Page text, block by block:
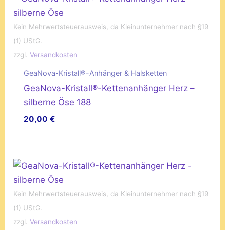
Kein Mehrwertsteuerausweis, da Kleinunternehmer nach §19
(1) UStG.
zzgl.Versandkosten
GeaNova-Kristall®-Anhänger & Halsketten
GeaNova-Kristall®-Kettenanhänger Herz –
silberne Öse 188
20,00 €
Kein Mehrwertsteuerausweis, da Kleinunternehmer nach §19
(1) UStG.
zzgl.Versandkosten